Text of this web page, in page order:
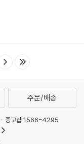
주문/배송
중고샵 1566-4295